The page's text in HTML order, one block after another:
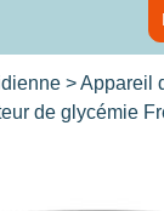
>Appareil
de glycémie